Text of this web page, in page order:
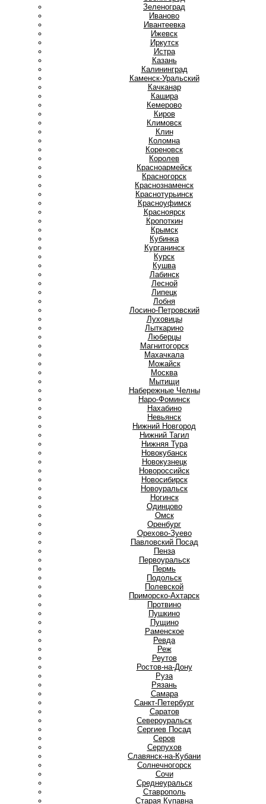
Зеленоград
Иваново
Ивантеевка
Ижевск
Иркутск
Истра
Казань
Калининград
Каменск-Уральский
Качканар
Кашира
Кемерово
Киров
Климовск
Клин
Коломна
Кореновск
Королев
Красноармейск
Красногорск
Краснознаменск
Краснотурьинск
Красноуфимск
Красноярск
Кропоткин
Крымск
Кубинка
Курганинск
Курск
Кушва
Лабинск
Лесной
Липецк
Лобня
Лосино-Петровский
Луховицы
Лыткарино
Люберцы
Магнитогорск
Махачкала
Можайск
Москва
Мытищи
Набережные Челны
Наро-Фоминск
Нахабино
Невьянск
Нижний Новгород
Нижний Тагил
Нижняя Тура
Новокубанск
Новокузнецк
Новороссийск
Новосибирск
Новоуральск
Ногинск
Одинцово
Омск
Оренбург
Орехово-Зуево
Павловский Посад
Пенза
Первоуральск
Пермь
Подольск
Полевской
Приморско-Ахтарск
Протвино
Пушкино
Пущино
Раменское
Ревда
Реж
Реутов
Ростов-на-Дону
Руза
Рязань
Самара
Санкт-Петербург
Саратов
Североуральск
Сергиев Посад
Серов
Серпухов
Славянск-на-Кубани
Солнечногорск
Сочи
Среднеуральск
Ставрополь
Старая Купавна